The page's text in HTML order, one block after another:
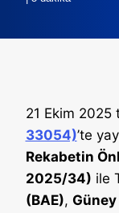
21 Ekim 2025
33054)’te
Rekabetin
2025/34) ile
(BAE), Güney